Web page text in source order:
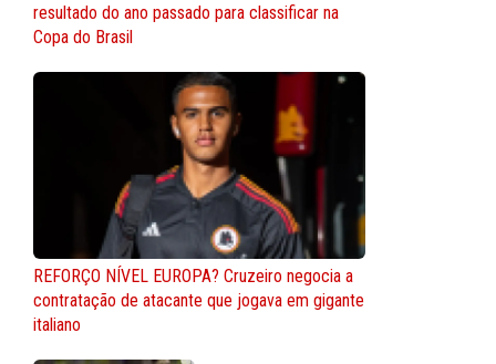
resultado do ano passado para classificar na
Copa do Brasil
REFORÇO NÍVEL EUROPA? Cruzeiro negocia a
contratação de atacante que jogava em gigante
italiano